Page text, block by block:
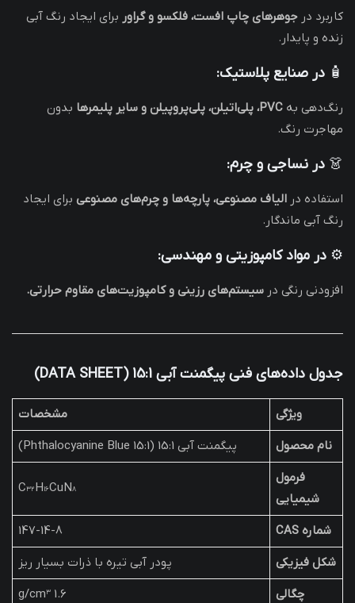
کاربرد در جوهرهای چاپ افست، فلکسو و گراور برای ایجاد رنگ آبی
زنده و پایدار.
🧴 در صنایع پلاستیک:
رنگ‌دهی به PVC، پلی‌اتیلن، پلی‌پروپیلن و سایر پلیمرها
بدون
مهاجرت رنگ.
👗 در نساجی و چرم:
استفاده در الیاف مصنوعی، پارچه‌ها و چرم‌های مصنوعی برای ایجاد
رنگ آبی ماندگار.
⚙️ در مواد کامپوزیتی و مهندسی:
افزودنی رنگی در سیستم‌های رزینی و کامپوزیت‌های مقاوم حرارتی.
جدول داده‌های فنی پیگمنت آبی 15:1 (DATA SHEET)
ویژگی
مشخصات
نام محصول
پیگمنت آبی 15:1 (Phthalocyanine Blue 15:1)
فرمول
شیمیایی
C₃₂H₁₆CuN₈
شماره CAS
147-14-8
شکل فیزیکی
پودر آبی تیره با ذرات بسیار ریز
چگالی
1.6 g/cm³